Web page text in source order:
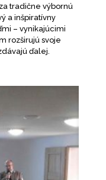
tradične výbornú
a inšpiratívny
– vynikajúcimi
rozširujú svoje
ďalej.